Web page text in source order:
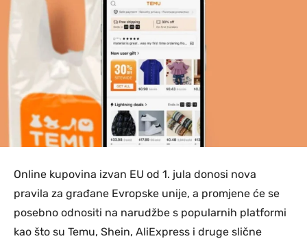
Online kupovina izvan EU od 1. jula donosi nova
pravila za građane Evropske unije, a promjene će se
posebno odnositi na narudžbe s popularnih platformi
kao što su Temu, Shein, AliExpress i druge slične